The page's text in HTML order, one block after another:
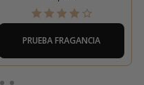
PRUEBA FRAGANCIA